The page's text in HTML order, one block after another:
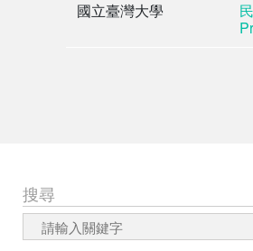
國立臺灣大學
搜尋